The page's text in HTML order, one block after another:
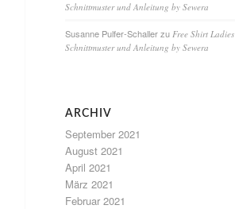
Schnittmuster und Anleitung by Sewera
Susanne Pulfer-Schallerzu Free Shirt Ladies
Schnittmuster und Anleitung by Sewera
ARCHIV
September 2021
August 2021
April 2021
März 2021
Februar 2021